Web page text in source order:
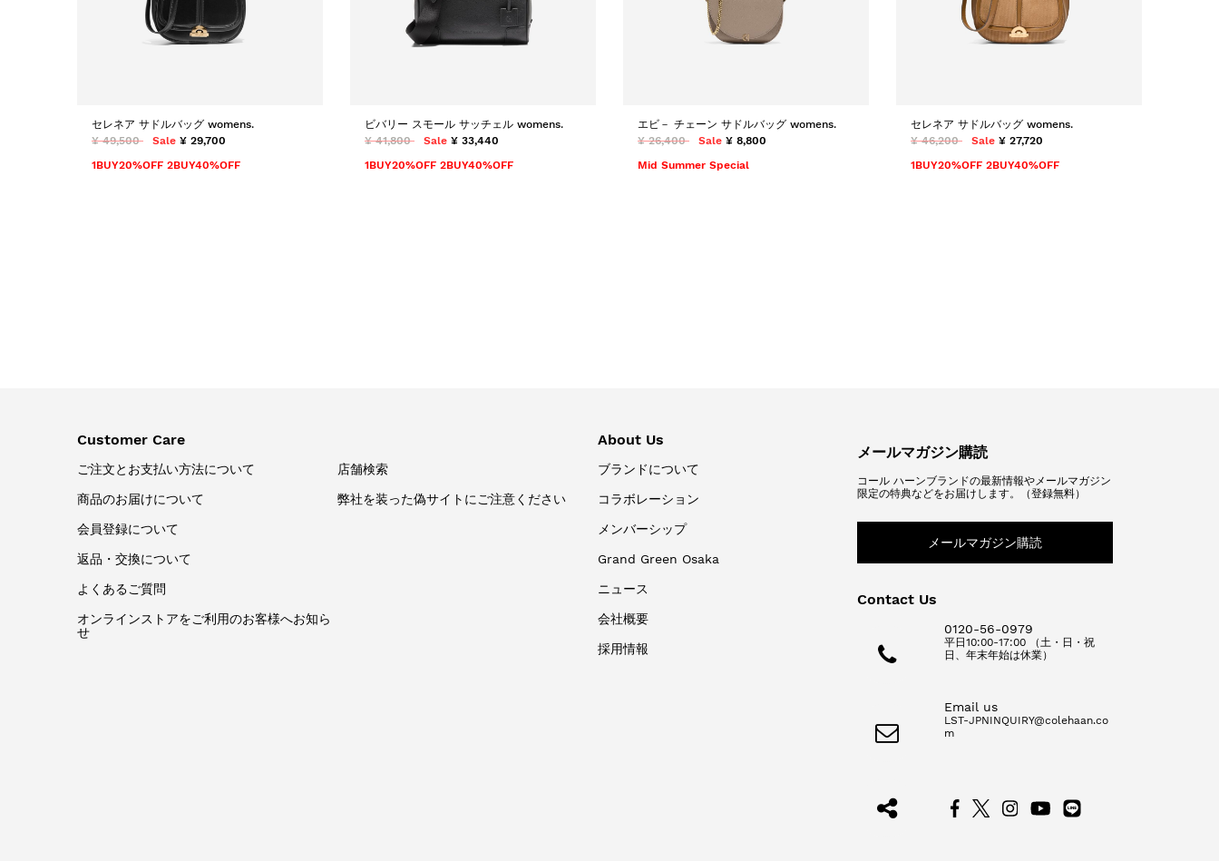
セレネア サドルバッグ womens.
¥ 49,500
Sale ¥ 29,700
1BUY20%OFF 2BUY40%OFF
ビバリー スモール サッチェル womens.
¥ 41,800
Sale ¥ 33,440
1BUY20%OFF 2BUY40%OFF
エビ－ チェーン サドルバッグ womens.
¥ 26,400
Sale ¥ 8,800
Mid Summer Special
セレネア サドルバッグ womens.
¥ 46,200
Sale ¥ 27,720
1BUY20%OFF 2BUY40%OFF
Customer Care
ご注文とお支払い方法について
商品のお届けについて
会員登録について
返品・交換について
よくあるご質問
オンラインストアをご利用のお客様へお知ら
せ
店舗検索
弊社を装った偽サイトにご注意ください
About Us
ブランドについて
コラボレーション
メンバーシップ
Grand Green Osaka
ニュース
会社概要
採用情報
メールマガジン購読
コール ハーンブランドの最新情報やメールマガジン
限定の特典などをお届けします。（登録無料）
メールマガジン購読
Contact Us
0120-56-0979
平日10:00-17:00 （土・日・祝
日、年末年始は休業）
Email us
LST-JPNINQUIRY@colehaan.co
m